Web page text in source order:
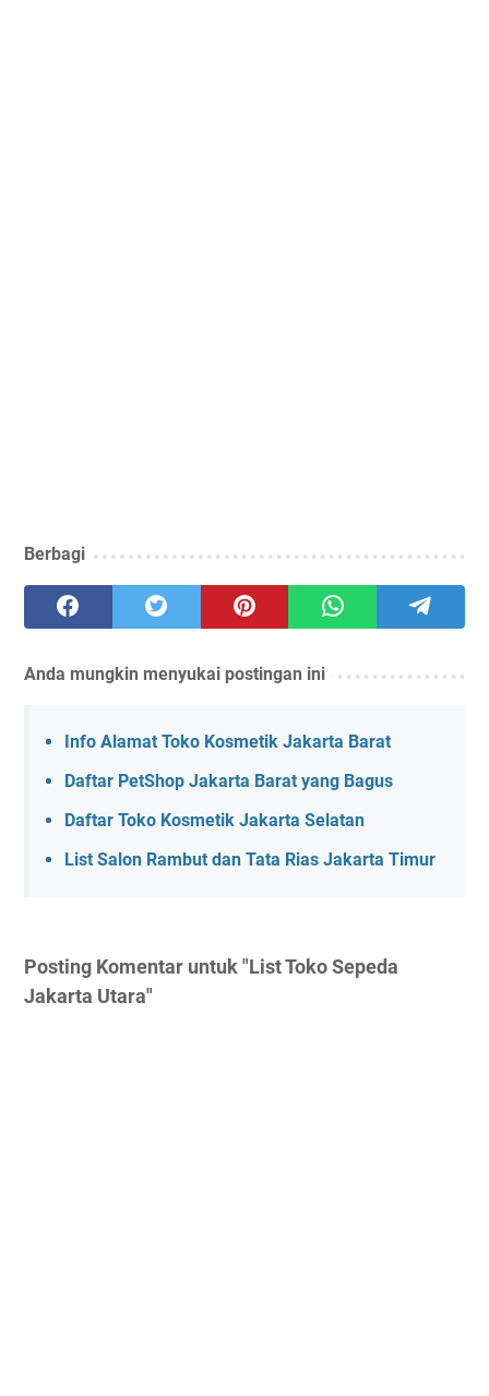
Berbagi
Anda mungkin menyukai postingan ini
Info Alamat Toko Kosmetik Jakarta Barat
Daftar PetShop Jakarta Barat yang Bagus
Daftar Toko Kosmetik Jakarta Selatan
List Salon Rambut dan Tata Rias Jakarta Timur
Posting Komentar untuk "List Toko Sepeda
Jakarta Utara"